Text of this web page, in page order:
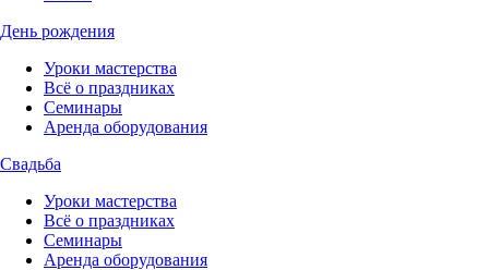
День рождения
Уроки мастерства
Всё о праздниках
Семинары
Аренда оборудования
Свадьба
Уроки мастерства
Всё о праздниках
Семинары
Аренда оборудования